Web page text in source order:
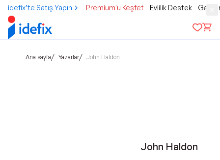
idefix’te Satış Yapın Premium'u Keşfet Evlilik Destek
Ana sayfa/ Yazarlar/ John Haldon
John Haldon